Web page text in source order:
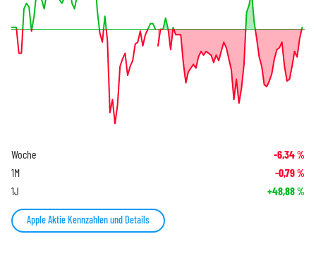
Woche -6,34%
1M -0,79%
1J +48,88%
Apple Aktie Kennzahlen und Details